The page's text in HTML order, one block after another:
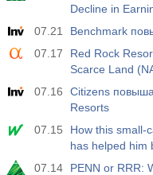
Общее число
Hughes
Акт.
19:00
Потребительское
Акт.
Decline in
07.21
Benchmark
07.17
Red Rock
Scarce Land
07.16
Citizens
Resorts
07.15
How this small-
has helped him
07.14
PENN or RRR: